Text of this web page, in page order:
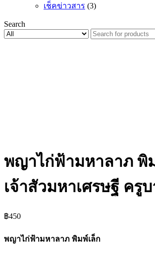
เช็คข่าวสาร (3)
Search
พญาไก่ฟ้ามหาลาภ พิ
เจ้าสัวมหาเศรษฐี ครู
฿450
พญาไก่ฟ้ามหาลาภ พิมพ์เล็ก